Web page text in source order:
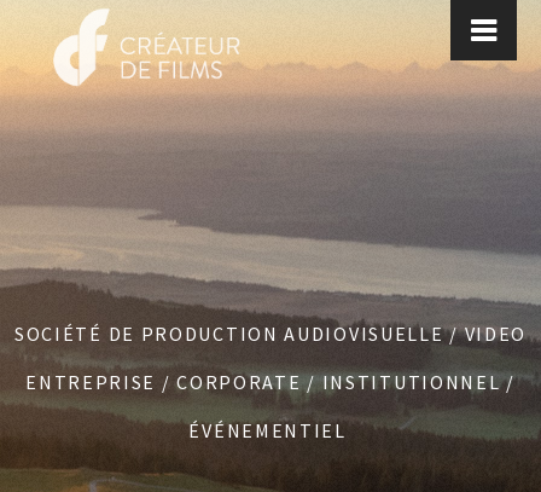
SOCIÉTÉ DE PRODUCTION AUDIOVISUELLE / VIDEO
ENTREPRISE / CORPORATE / INSTITUTIONNEL /
ÉVÉNEMENTIEL